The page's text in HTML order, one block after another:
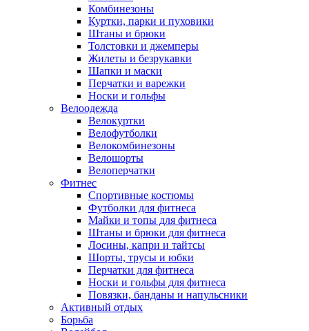
Комбинезоны
Куртки, парки и пуховики
Штаны и брюки
Толстовки и джемперы
Жилеты и безрукавки
Шапки и маски
Перчатки и варежки
Носки и гольфы
Велоодежда
Велокуртки
Велофутболки
Велокомбинезоны
Велошорты
Велоперчатки
Фитнес
Спортивные костюмы
Футболки для фитнеса
Майки и топы для фитнеса
Штаны и брюки для фитнеса
Лосины, капри и тайтсы
Шорты, трусы и юбки
Перчатки для фитнеса
Носки и гольфы для фитнеса
Повязки, банданы и напульсники
Активный отдых
Борьба